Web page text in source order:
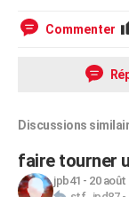
Commenter
Discussions
faire tourner
jpb41 - 20 août